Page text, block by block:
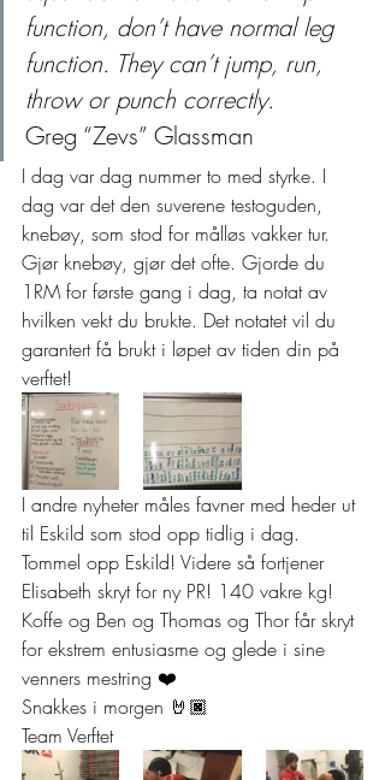
function, don’t have normal leg
function. They can’t jump, run,
throw or punch correctly.
Greg “Zevs” Glassman
I dag var dag nummer to med styrke. I
dag var det den suverene testoguden,
knebøy, som stod for målløs vakker tur.
Gjør knebøy, gjør det ofte. Gjorde du
1RM for første gang i dag, ta notat av
hvilken vekt du brukte. Det notatet vil du
garantert få brukt i løpet av tiden din på
verftet!
I andre nyheter måles favner med heder ut
til Eskild som stod opp tidlig i dag.
Tommel opp Eskild! Videre så fortjener
Elisabeth skryt for ny PR! 140 vakre kg!
Koffe og Ben og Thomas og Thor får skryt
for ekstrem entusiasme og glede i sine
venners mestring ❤️
Snakkes i morgen 🤘🏿
Team Verftet